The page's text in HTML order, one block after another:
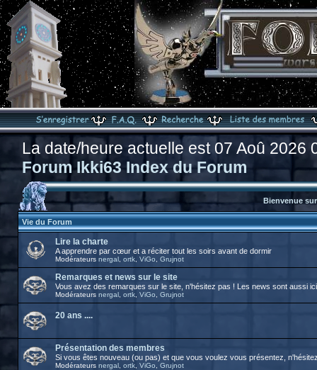
La date/heure actuelle est 07 Aoû 2026
Forum Ikki63 Index du Forum
Bienvenue
Vie du Forum
Lire la charte
A apprendre par cœur et a réciter tout les soirs avant de dormir
Modérateurs nergal, ortk, ViGo Grujnot
Remarques et news sur le site
Vous avez des remarques sur le site, n'hésitez pas ! Les news sont aussi
Modérateurs nergal, ortk, ViGo Grujnot
20 ans ....
Présentation des membres
Si vous êtes nouveau (ou pas) et que vous voulez vous présentez,
Modérateurs nergal, ortk, ViGo Grujnot